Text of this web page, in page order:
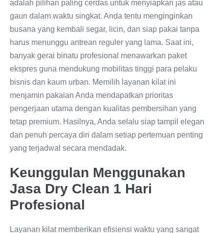
adalah pilihan paling cerdas untuk menyiapkan jas atau
gaun dalam waktu singkat. Anda tentu menginginkan
busana yang kembali segar, licin, dan siap pakai tanpa
harus menunggu antrean reguler yang lama. Saat ini,
banyak gerai binatu profesional menawarkan paket
ekspres guna mendukung mobilitas tinggi para pelaku
bisnis dan kaum urban. Memilih layanan kilat ini
menjamin pakaian Anda mendapatkan prioritas
pengerjaan utama dengan kualitas pembersihan yang
tetap premium. Hasilnya, Anda selalu siap tampil elegan
dan penuh percaya diri dalam setiap pertemuan penting
yang terjadwal secara mendadak.
Keunggulan Menggunakan
Jasa Dry Clean 1 Hari
Profesional
Layanan kilat memberikan efisiensi waktu yang sangat